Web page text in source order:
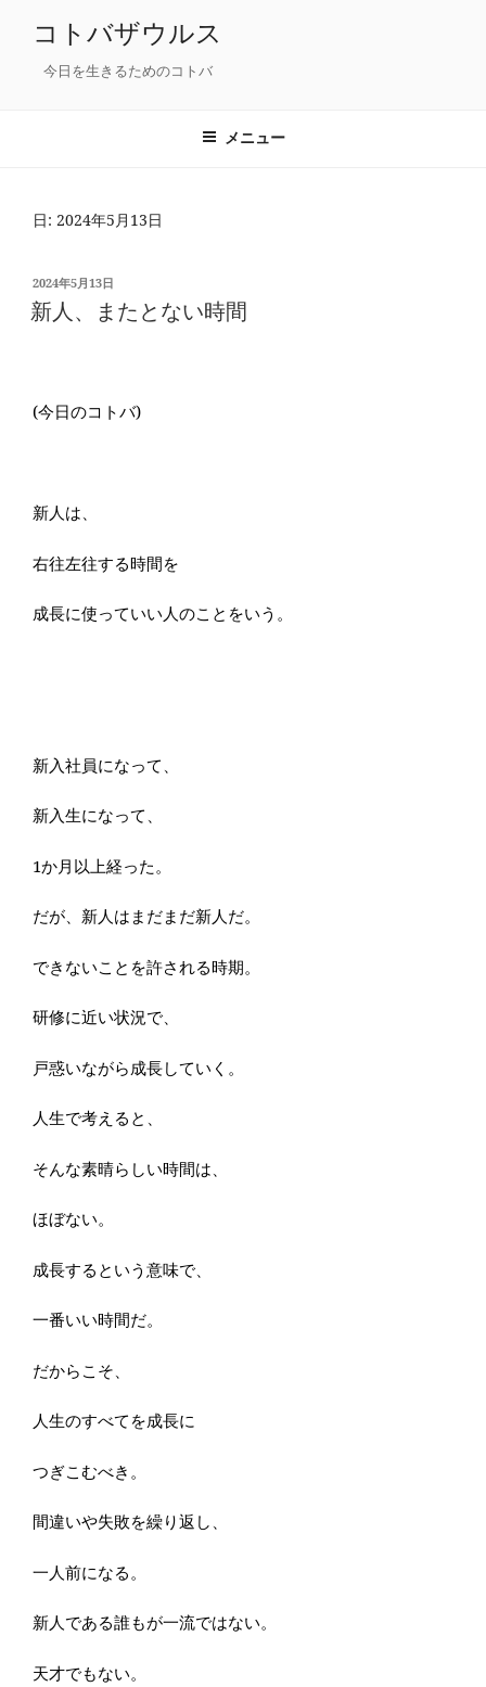
コトバザウルス
今日を生きるためのコトバ
メニュー
日: 2024年5月13日
投
稿
日:
2024年5月13日
新人、またとない時間
(今日のコトバ)
新人は、
右往左往する時間を
成長に使っていい人のことをいう。
新入社員になって、
新入生になって、
1か月以上経った。
だが、新人はまだまだ新人だ。
できないことを許される時期。
研修に近い状況で、
戸惑いながら成長していく。
人生で考えると、
そんな素晴らしい時間は、
ほぼない。
成長するという意味で、
一番いい時間だ。
だからこそ、
人生のすべてを成長に
つぎこむべき。
間違いや失敗を繰り返し、
一人前になる。
新人である誰もが一流ではない。
天才でもない。